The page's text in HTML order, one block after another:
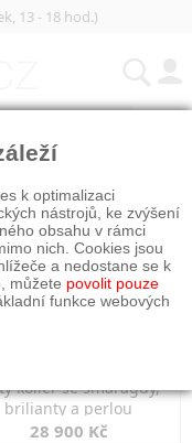
13 - 18 hod.)
kolier se smaragdy,
brilianty a perlou
28 900 Kč
k optimalizaci
nástrojů, ke zvýšení
obsahu v rámci
nich. Cookies jsou
a nedostane se k
můžete povolit pouze
funkce webových